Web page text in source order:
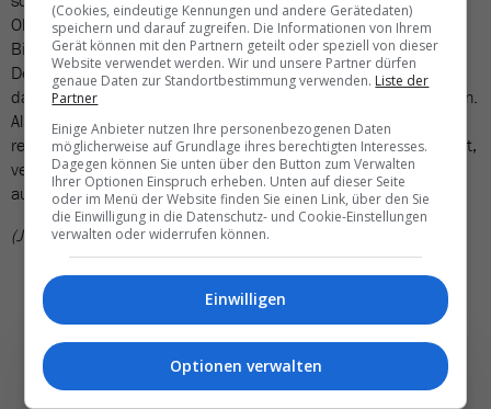
Olivier Weiss (CFO), aber auch Annette Kreczy (CSO), Verda
Birinci-Reed (CTO) oder André Plöger (Chief Corporate
Development & Marketing). Auch da ist nicht auszuschliessen,
dass externe «Sprengkandidaten» diesen kleinen Kreis erweitern.
Allerdings sind erfahrene touristische Spitzenkräfte inzwischen
recht dünn gesät. Und solange nicht klar ist, wann Zümpel abtritt,
verhalten sich die potenziellen Kandidaten zumindest nach
aussen hin auch noch ruhig.
(JCR)
(Cookies, eindeutige Kennungen und andere Gerätedaten)
speichern und darauf zugreifen. Die Informationen von Ihrem
Gerät können mit den Partnern geteilt oder speziell von dieser
Website verwendet werden. Wir und unsere Partner dürfen
genaue Daten zur Standortbestimmung verwenden. Liste der
Partner
Einige Anbieter nutzen Ihre personenbezogenen Daten
möglicherweise auf Grundlage ihres berechtigten Interesses.
Dagegen können Sie unten über den Button zum Verwalten
Ihrer Optionen Einspruch erheben. Unten auf dieser Seite
oder im Menü der Website finden Sie einen Link, über den Sie
die Einwilligung in die Datenschutz- und Cookie-Einstellungen
verwalten oder widerrufen können.
Einwilligen
Optionen verwalten